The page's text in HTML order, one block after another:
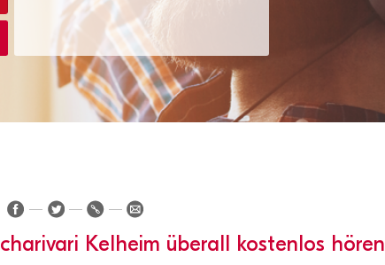
charivari Kelheim überall kostenlos hören